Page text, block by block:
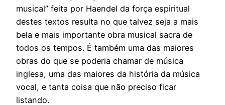
musical” feita por Haendel da força espiritual
destes textos resulta no que talvez seja a mais
bela e mais importante obra musical sacra de
todos os tempos. É também uma das maiores
obras do que se poderia chamar de música
inglesa, uma das maiores da história da música
vocal, e tanta coisa que não preciso ficar
listando.